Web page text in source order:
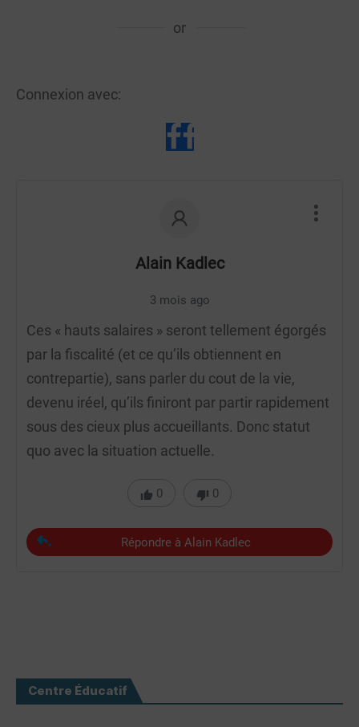
or
Connexion avec:
Alain Kadlec
3 mois ago
Ces « hauts salaires » seront tellement égorgés
par la fiscalité (et ce qu’ils obtiennent en
contrepartie), sans parler du cout de la vie,
devenu iréel, qu’ils finiront par partir rapidement
sous des cieux plus accueillants. Donc statut
quo avec la situation actuelle.
0 0
Répondre à Alain Kadlec
Centre Éducatif